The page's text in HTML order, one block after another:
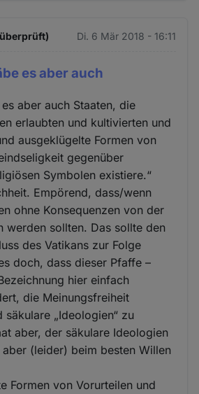
Di. 6 Mär 2018 - 16:11
es aber auch
aber auch Staaten, die
erlaubten und kultivierten und
ausgeklügelte Formen von
gegenüber
Symbolen existiere.“
Empörend, dass/wenn
ohne Konsequenzen von der
werden sollten. Das sollte den
des Vatikans zur Folge
doch, dass dieser Pfaffe –
hier einfach
die Meinungsfreiheit
säkulare „Ideologien“ zu
aber, der säkulare Ideologien
(leider) beim besten Willen
Formen von Vorurteilen und